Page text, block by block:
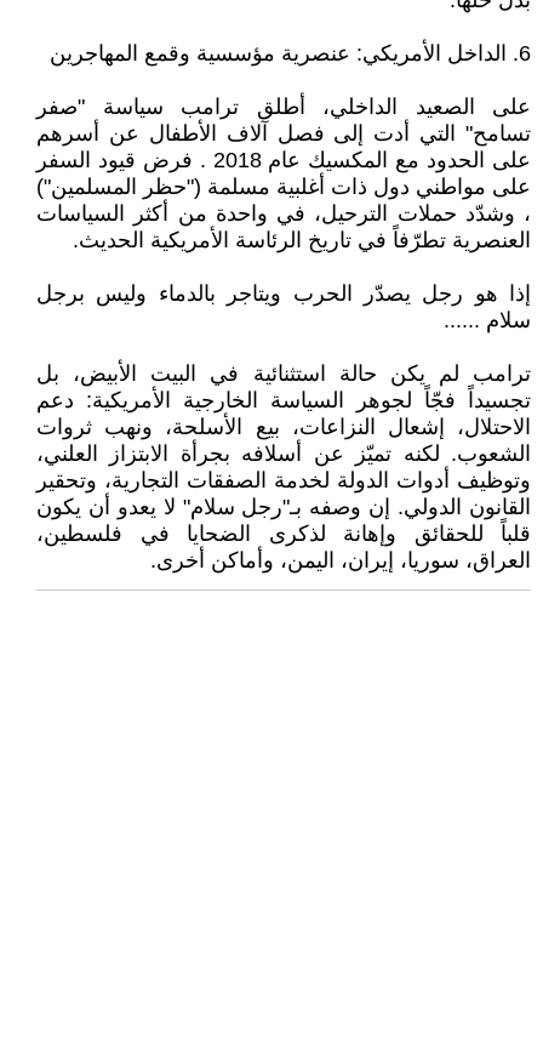
6. الداخل الأمريكي: عنصرية مؤسسية وقمع المهاجرين
على الصعيد الداخلي، أطلق ترامب سياسة "صفر
تسامح" التي أدت إلى فصل آلاف الأطفال عن أسرهم
على الحدود مع المكسيك عام 2018 . فرض قيود السفر
على مواطني دول ذات أغلبية مسلمة ("حظر المسلمين")
، وشدّد حملات الترحيل، في واحدة من أكثر السياسات
العنصرية تطرّفاً في تاريخ الرئاسة الأمريكية الحديث.
إذا هو رجل يصدّر الحرب ويتاجر بالدماء وليس برجل
سلام ......
ترامب لم يكن حالة استثنائية في البيت الأبيض، بل
تجسيداً فجّاً لجوهر السياسة الخارجية الأمريكية: دعم
الاحتلال، إشعال النزاعات، بيع الأسلحة، ونهب ثروات
الشعوب. لكنه تميّز عن أسلافه بجرأة الابتزاز العلني،
وتوظيف أدوات الدولة لخدمة الصفقات التجارية، وتحقير
القانون الدولي. إن وصفه بـ"رجل سلام" لا يعدو أن يكون
قلباً للحقائق وإهانة لذكرى الضحايا في فلسطين،
العراق، سوريا، إيران، اليمن، وأماكن أخرى.